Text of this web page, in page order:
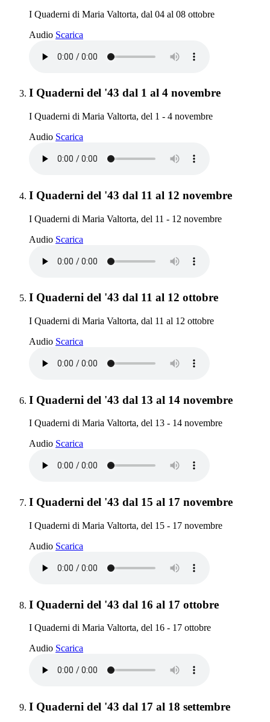
I Quaderni di Maria Valtorta, dal 04 al 08 ottobre
Audio Scarica
Elemento 3:
I Quaderni del '43 dal 1 al 4 novembre
I Quaderni di Maria Valtorta, del 1 - 4 novembre
Audio Scarica
Elemento 4:
I Quaderni del '43 dal 11 al 12 novembre
I Quaderni di Maria Valtorta, del 11 - 12 novembre
Audio Scarica
Elemento 5:
I Quaderni del '43 dal 11 al 12 ottobre
I Quaderni di Maria Valtorta, dal 11 al 12 ottobre
Audio Scarica
Elemento 6:
I Quaderni del '43 dal 13 al 14 novembre
I Quaderni di Maria Valtorta, del 13 - 14 novembre
Audio Scarica
Elemento 7:
I Quaderni del '43 dal 15 al 17 novembre
I Quaderni di Maria Valtorta, del 15 - 17 novembre
Audio Scarica
Elemento 8:
I Quaderni del '43 dal 16 al 17 ottobre
I Quaderni di Maria Valtorta, del 16 - 17 ottobre
Audio Scarica
Elemento 9:
I Quaderni del '43 dal 17 al 18 settembre